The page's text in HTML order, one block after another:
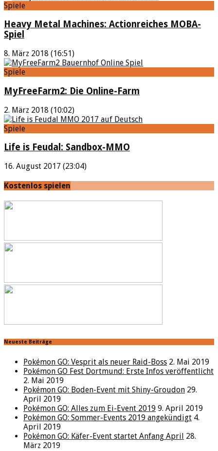
Spiele
Heavy Metal Machines: Actionreiches MOBA-
Spiel
8. März 2018 (16:51)
Spiele
MyFreeFarm2: Die Online-Farm
2. März 2018 (10:02)
Spiele
Life is Feudal: Sandbox-MMO
16. August 2017 (23:04)
Kostenlos spielen
Neueste Beiträge
Pokémon GO: Vesprit als neuer Raid-Boss 2. Mai 2019
Pokémon GO Fest Dortmund: Erste Infos veröffentlicht
2. Mai 2019
Pokémon GO: Boden-Event mit Shiny-Groudon 29.
April 2019
Pokémon GO: Alles zum Ei-Event 2019 9. April 2019
Pokémon GO: Sommer-Events 2019 angekündigt 4.
April 2019
Pokémon GO: Käfer-Event startet Anfang April 28.
März 2019